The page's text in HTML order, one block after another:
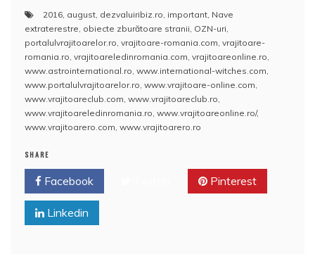
c
e
b
o
o
k
itt
er
ai
l
at
s
A
p
p
er
e
st
rt
aj
e
a
z
2016, august, dezvaluiribiz.ro, important, Nave
extraterestre, obiecte zburătoare stranii, OZN-uri,
portalulvrajitoarelor.ro, vrajitoare-romania.com, vrajitoare-
romania.ro, vrajitoareledinromania.com, vrajitoareonline.ro,
www.astrointernational.ro, www.international-witches.com,
www.portalulvrajitoarelor.ro, www.vrajitoare-online.com,
www.vrajitoareclub.com, www.vrajitoareclub.ro,
www.vrajitoareledinromania.ro, www.vrajitoareonline.ro/,
www.vrajitoarero.com, www.vrajitoarero.ro
SHARE
Facebook Pinterest
Linkedin